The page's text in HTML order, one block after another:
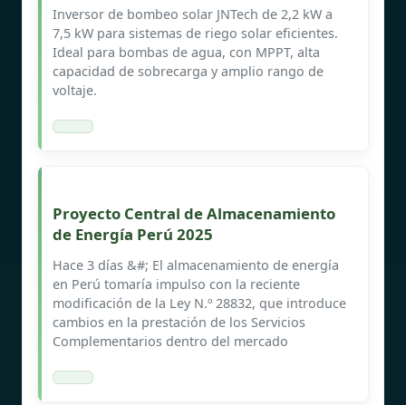
Inversor de bombeo solar JNTech de 2,2 kW a
7,5 kW para sistemas de riego solar eficientes.
Ideal para bombas de agua, con MPPT, alta
capacidad de sobrecarga y amplio rango de
voltaje.
Proyecto Central de Almacenamiento
de Energía Perú 2025
Hace 3 días &#; El almacenamiento de energía
en Perú tomaría impulso con la reciente
modificación de la Ley N.º 28832, que introduce
cambios en la prestación de los Servicios
Complementarios dentro del mercado